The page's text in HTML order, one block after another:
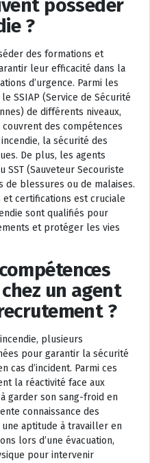
posséder
?
des formations et
leur efficacité dans la
d’urgence. Parmi les
SSIAP (Service de Sécurité
de différents niveaux,
couvrent des compétences
la sécurité des
De plus, les agents
(Sauveteur Secouriste
de blessures ou de malaises.
et certifications est cruciale
sont qualifiés pour
et protéger les vies
un agent
?
plusieurs
pour garantir la sécurité
cas d’incident. Parmi ces
la réactivité face aux
garder son sang-froid en
connaissance des
aptitude à travailler en
lors d’une évacuation,
pour intervenir